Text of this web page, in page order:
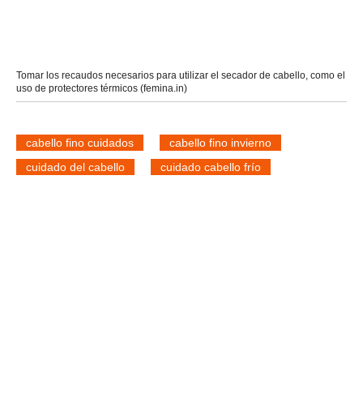
Tomar los recaudos necesarios para utilizar el secador de cabello, como el
uso de protectores térmicos (femina.in)
cabello fino cuidados
cabello fino invierno
cuidado del cabello
cuidado cabello frío